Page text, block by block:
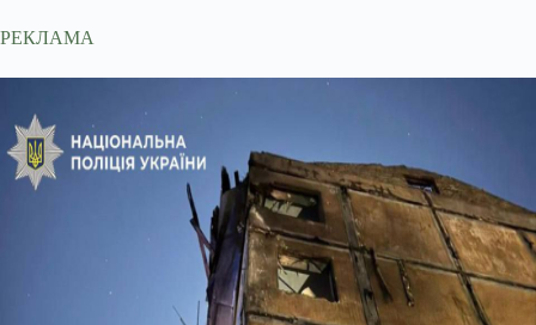
РЕКЛАМА